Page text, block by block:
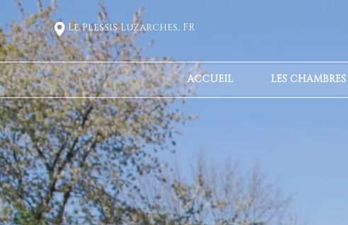
Le Plessis Luzarches, FR
ACCUEIL LES CHAMBRES